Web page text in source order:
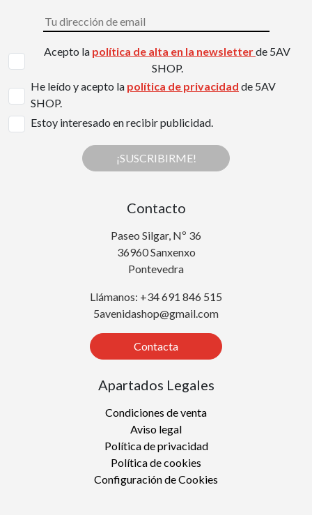
Acepto la política de alta en la newsletterde 5AV
SHOP.
He leído y acepto la política de privacidad de 5AV
SHOP.
Estoy interesado en recibir publicidad.
¡SUSCRIBIRME!
Contacto
Paseo Silgar, Nº 36
36960 Sanxenxo
Pontevedra
Llámanos: +34 691 846 515
5avenidashop@gmail.com
Contacta
Apartados Legales
Condiciones de venta
Aviso legal
Política de privacidad
Política de cookies
Configuración de Cookies